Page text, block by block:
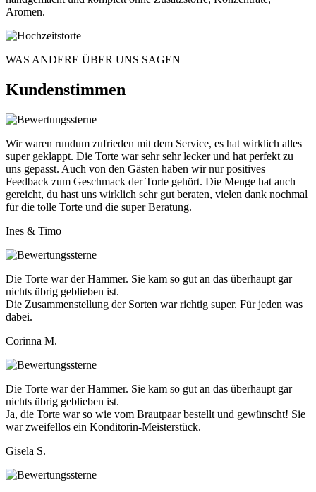
Aromen.
WAS ANDERE ÜBER UNS SAGEN
Kundenstimmen
Wir waren rundum zufrieden mit dem Service, es hat wirklich alles
super geklappt. Die Torte war sehr sehr lecker und hat perfekt zu
uns gepasst. Auch von den Gästen haben wir nur positives
Feedback zum Geschmack der Torte gehört. Die Menge hat auch
gereicht, du hast uns wirklich sehr gut beraten, vielen dank nochmal
für die tolle Torte und die super Beratung.
Ines & Timo
Die Torte war der Hammer. Sie kam so gut an das überhaupt gar
nichts übrig geblieben ist.
Die Zusammenstellung der Sorten war richtig super. Für jeden was
dabei.
Corinna M.
Die Torte war der Hammer. Sie kam so gut an das überhaupt gar
nichts übrig geblieben ist.
Ja, die Torte war so wie vom Brautpaar bestellt und gewünscht! Sie
war zweifellos ein Konditorin-Meisterstück.
Gisela S.